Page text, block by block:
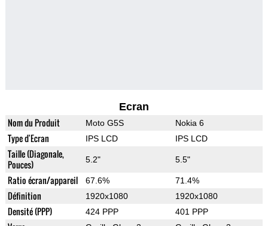
Ecran
Nom du Produit Moto G5S Nokia 6
Type d'Ecran IPS LCD IPS LCD
Taille (Diagonale,
Pouces)
5.2" 5.5"
Ratio écran/appareil 67.6% 71.4%
Définition 1920x1080 1920x1080
Densité (PPP) 424 PPP 401 PPP